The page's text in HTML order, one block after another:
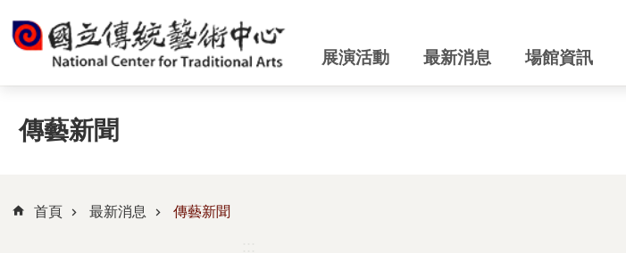
跳到主要內容區塊
展演活動 最新消息 場館資訊
傳藝新聞
首頁 最新消息 傳藝新聞